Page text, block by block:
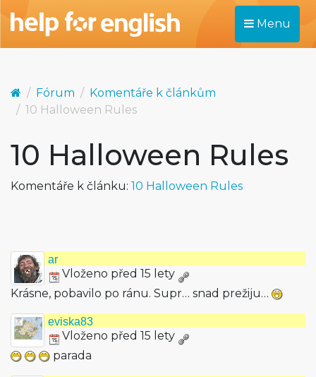
Menu
Fórum
Komentáře k článkům
10 Halloween Rules
10 Halloween Rules
Komentáře k článku: 10 Halloween Rules
ar
Vloženo před 15 lety
Krásne, pobavilo po ránu. Supr… snad prežiju…
eviska83
Vloženo před 15 lety
parada